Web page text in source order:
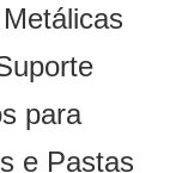
para
e Pastas